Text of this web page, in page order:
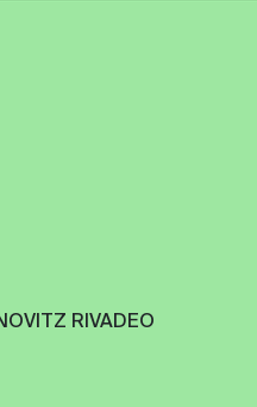
RIVADEO